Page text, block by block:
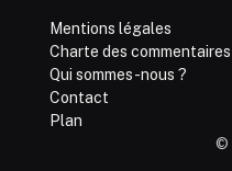
Mentions légales
Charte des commentaires
Qui sommes-nous ?
Contact
Plan
©